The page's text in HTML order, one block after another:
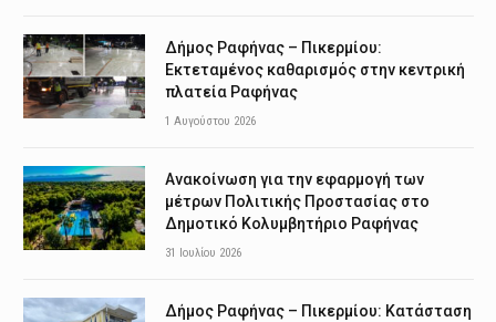
Δήμος Ραφήνας – Πικερμίου:
Εκτεταμένος καθαρισμός στην κεντρική
πλατεία Ραφήνας
1 Αυγούστου 2026
Ανακοίνωση για την εφαρμογή των
μέτρων Πολιτικής Προστασίας στο
Δημοτικό Κολυμβητήριο Ραφήνας
31 Ιουλίου 2026
Δήμος Ραφήνας – Πικερμίου: Κατάσταση